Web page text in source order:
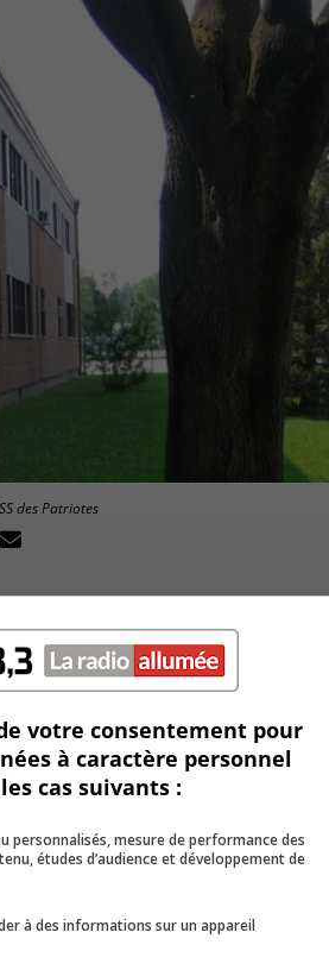
des Patriotes
et de construction d’écoles à
Hyppolyte-Lafontaine de
plus que l’offre actuelle.
Schweitzer de Saint-Bruno.
de 20 ans.
de la députée Nathalie
votre consentement pour
à caractère personnel
cas suivants :
personnalisés, mesure de performance des
études d’audience et développement de
à des informations sur un appareil